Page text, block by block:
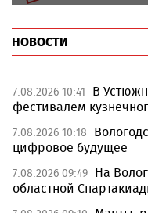
НОВОСТИ
7.08.2026 10:41
В
фестивалем
7.08.2026 10:18
цифровое будущее
7.08.2026 09:49 На
областной